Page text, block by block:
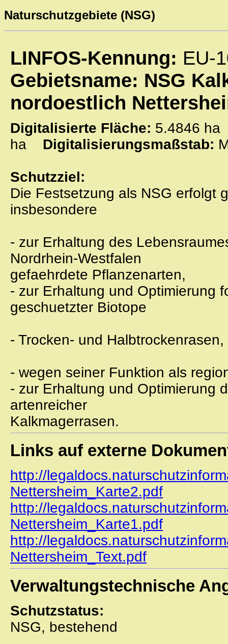
Naturschutzgebiete (NSG)
LINFOS-Kennung: EU-
Gebietsname: NSG
nordoestlich
Digitalisierte Fläche: 5.4846
ha Digitalisierungsmaßstab:
Schutzziel:
Die Festsetzung als NSG erfolgt
insbesondere
- zur Erhaltung des
Nordrhein-Westfalen
gefaehrdete Pflanzenarten,
- zur Erhaltung und Optimierung
geschuetzter Biotope
- Trocken- und Halbtrockenrasen,
- wegen seiner Funktion als
- zur Erhaltung und Optimierung
artenreicher
Kalkmagerrasen.
Links auf externe
http://
Nettersheim_Karte2.pdf
http://
Nettersheim_Karte1.pdf
http://
Nettersheim_Text.pdf
Verwaltungstechnische
Schutzstatus:
NSG, bestehend